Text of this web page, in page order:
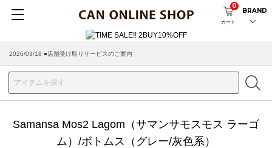
カート
0
BRAND
2026/03/18 ■店舗受け取りサービスのご案内
Samansa Mos2 Lagom（サマンサモスモス ラーゴ
ム）/ボトムス（グレー/灰色系）